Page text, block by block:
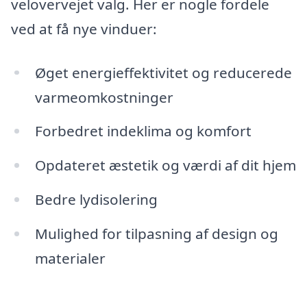
velovervejet valg. Her er nogle fordele
ved at få nye vinduer:
Øget energieffektivitet og reducerede
varmeomkostninger
Forbedret indeklima og komfort
Opdateret æstetik og værdi af dit hjem
Bedre lydisolering
Mulighed for tilpasning af design og
materialer